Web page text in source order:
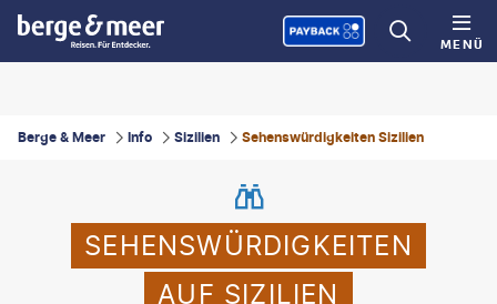
MENÜ
Berge & Meer Info Sizilien Sehenswürdigkeiten Sizilien
SEHENSWÜRDIGKEITEN
AUF SIZILIEN